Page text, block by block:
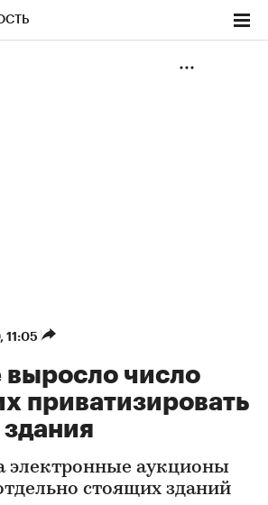
11:05
выросло число
приватизировать
электронные аукционы
стоящих зданий